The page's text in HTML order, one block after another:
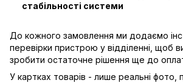
стабільності системи
До кожного замовлення ми додаємо
перевірки пристрою у відділенні, щоб
зробити остаточне рішення ще до
У картках товарів - лише реальні фото,